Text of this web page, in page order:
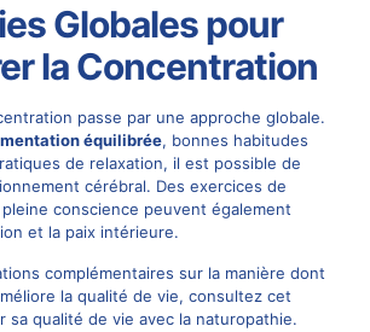
Globales pour
la Concentration
passe par une approche globale.
équilibrée, bonnes habitudes
de relaxation, il est possible de
cérébral. Des exercices de
conscience peuvent également
et la paix intérieure.
complémentaires sur la manière dont
la qualité de vie, consultez cet
sa qualité de vie avec la naturopathie.